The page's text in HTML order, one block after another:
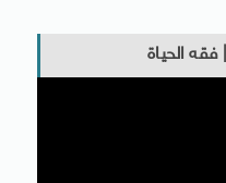
فقه الحياة